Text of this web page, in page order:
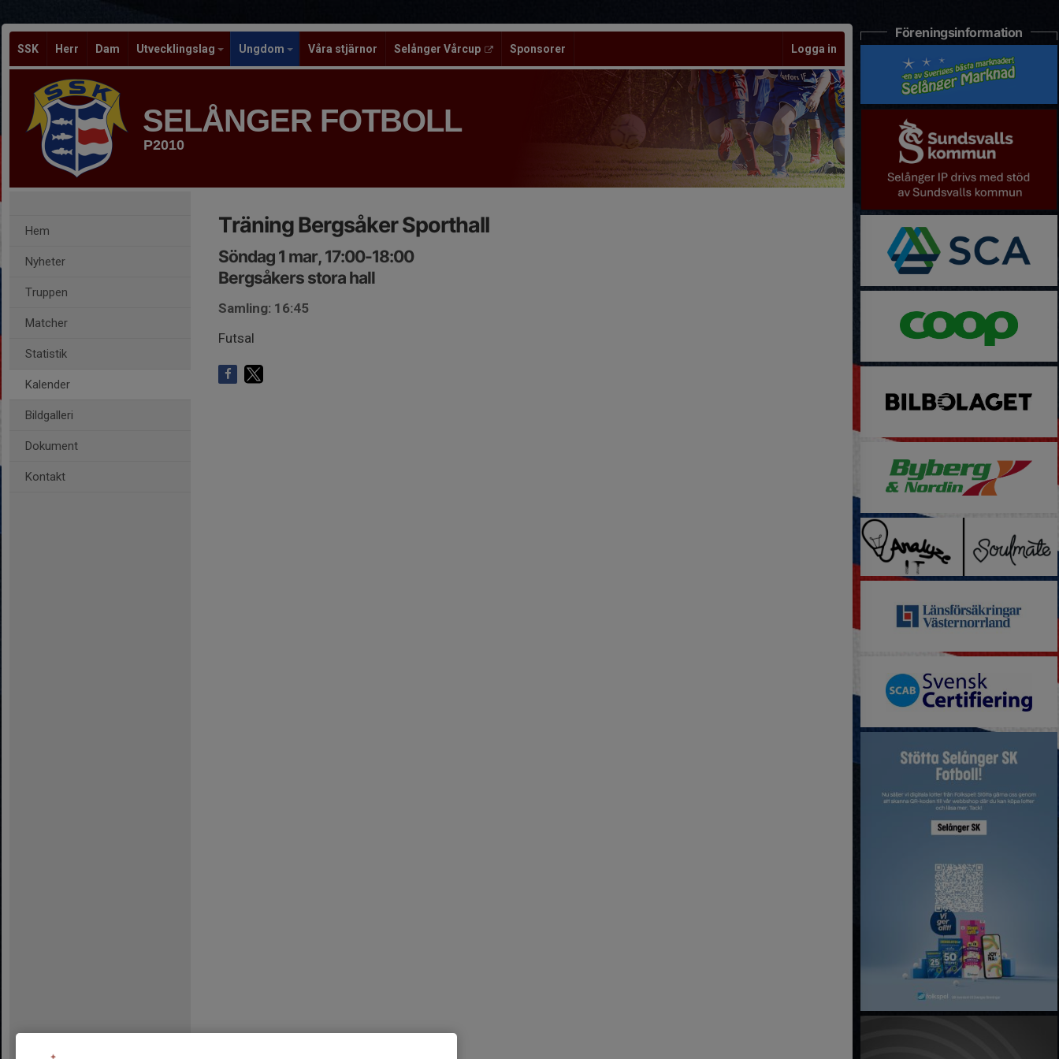
SSK Herr Dam Utvecklingslag Ungdom Våra stjärnor Selånger Vårcup Sponsorer Logga in
SELÅNGER FOTBOLL
P2010
Hem
Nyheter
Truppen
Matcher
Statistik
Kalender
Bildgalleri
Dokument
Kontakt
Träning Bergsåker Sporthall
Söndag 1 mar, 17:00-18:00
Bergsåkers stora hall
Samling: 16:45
Futsal
Föreningsinformation